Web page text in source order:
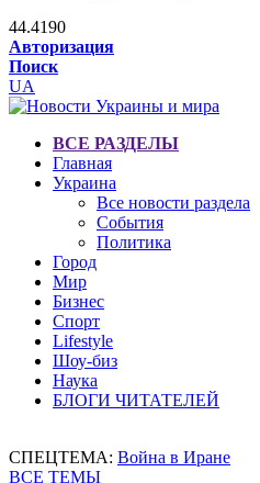
44.4190
Авторизация
Поиск
UA
ВСЕ РАЗДЕЛЫ
Главная
Украина
Все новости раздела
События
Политика
Город
Мир
Бизнес
Спорт
Lifestyle
Шоу-биз
Наука
БЛОГИ ЧИТАТЕЛЕЙ
СПЕЦТЕМА: Война в Иране
ВСЕ ТЕМЫ